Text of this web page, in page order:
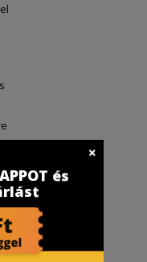
rendszer
való részvétel
egyik
és